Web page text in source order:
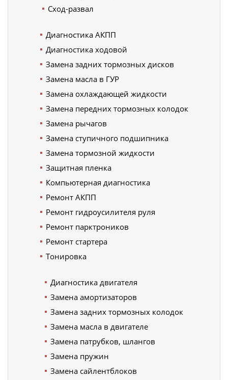
Сход-развал
Диагностика АКПП
Диагностика ходовой
Замена задних тормозных дисков
Замена масла в ГУР
Замена охлаждающей жидкости
Замена передних тормозных колодок
Замена рычагов
Замена ступичного подшипника
Замена тормозной жидкости
Защитная пленка
Компьютерная диагностика
Ремонт АКПП
Ремонт гидроусилителя руля
Ремонт парктроников
Ремонт стартера
Тонировка
Диагностика двигателя
Замена амортизаторов
Замена задних тормозных колодок
Замена масла в двигателе
Замена патрубков, шлангов
Замена пружин
Замена сайлентблоков